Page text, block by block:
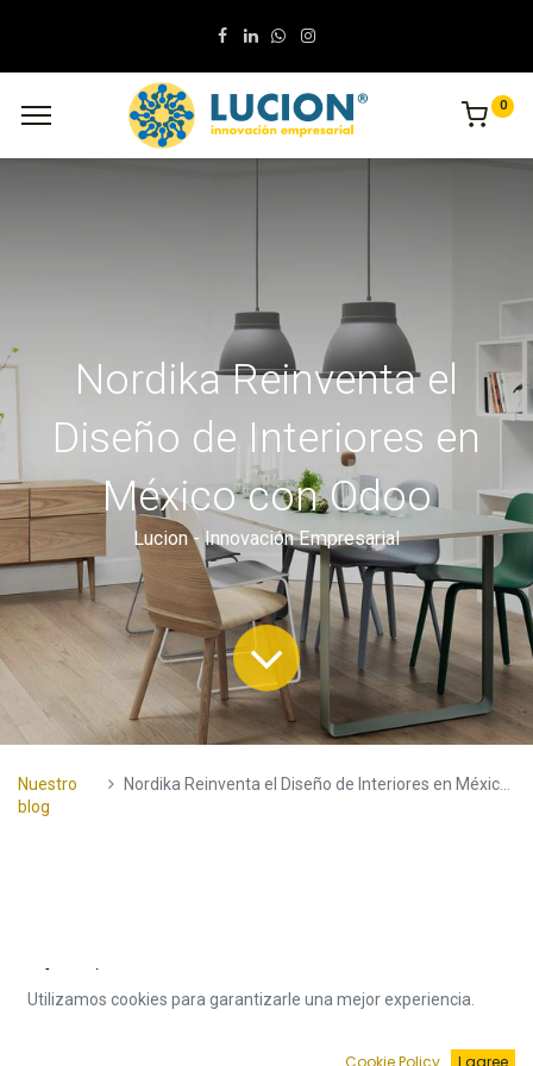
0
Nordika Reinventa el
Diseño de Interiores en
México con Odoo
Lucion - Innovación Empresarial
Nuestro
blog
Nordika Reinventa el Diseño de Interiores en México con Odoo
País:
México
Industria: Retail; Muebles
Ventas, Inventario, Comercio
Utilizamos cookies para garantizarle una mejor experiencia.
Cookie Policy I agree